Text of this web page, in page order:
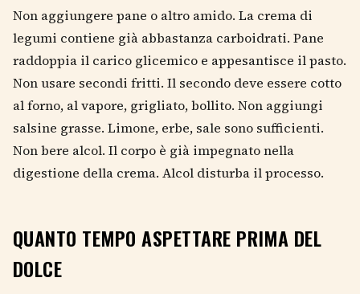
Non aggiungere pane o altro amido. La crema di
legumi contiene già abbastanza carboidrati. Pane
raddoppia il carico glicemico e appesantisce il pasto.
Non usare secondi fritti. Il secondo deve essere cotto
al forno, al vapore, grigliato, bollito. Non aggiungi
salsine grasse. Limone, erbe, sale sono sufficienti.
Non bere alcol. Il corpo è già impegnato nella
digestione della crema. Alcol disturba il processo.
QUANTO TEMPO ASPETTARE PRIMA DEL
DOLCE